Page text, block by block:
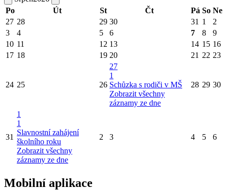
Po
Út St Čt Pá So Ne
27 28 29 30 31 1
2
3
4 5 6 7 8
9
10 11 12 13 14 15 16
17 18 19 20 21 22 23
24 25 26
27
1
Schůzka s rodiči v MŠ
Zobrazit všechny
záznamy ze dne
28 29 30
31
1
1
Slavnostní zahájení
školního roku
Zobrazit všechny
záznamy ze dne
2 3 4 5 6
Mobilní aplikace